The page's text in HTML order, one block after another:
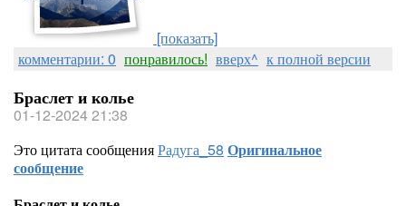
[показать]
комментарии: 0 понравилось! вверх^ к полной версии
Браслет и колье
01-12-2024 21:38
Это цитата сообщенияРадуга_58 Оригинальное
сообщение